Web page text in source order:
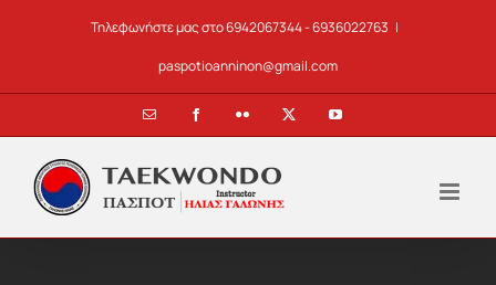
Τηλεφωνήστε μας στο 6942067344 - 6936022763 |
paspotioanninon@gmail.com
Email FacebookFlickr YouTube